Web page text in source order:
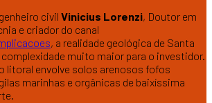
civil Vinicius Lorenzi, Doutor em
e criador do canal
, a realidade geológica de Santa
muito maior para o investidor.
litoral envolve solos arenosos fofos
marinhas e orgânicas de baixíssima